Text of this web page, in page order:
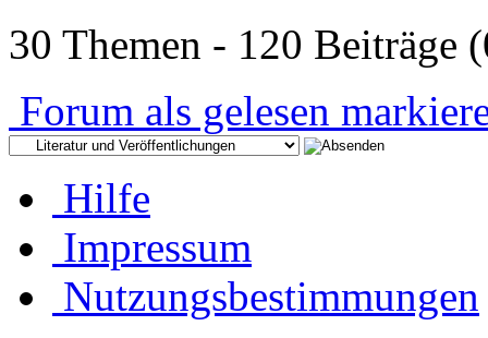
30 Themen - 120 Beiträge
Forum als gelesen
Hilfe
Impressum
Nutzungsbestimmungen